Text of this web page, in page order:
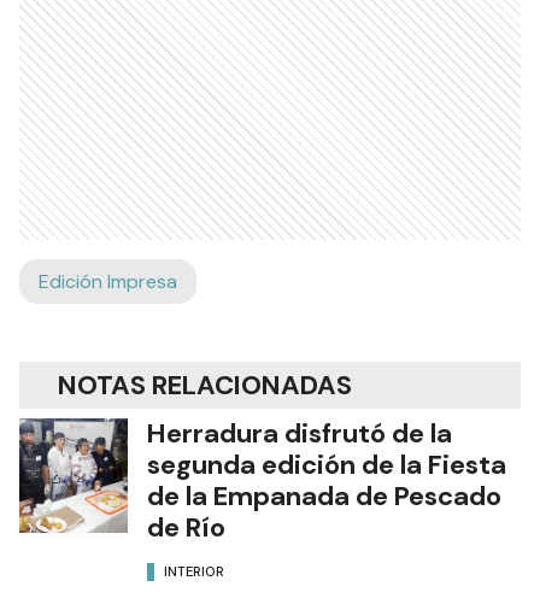
Edición Impresa
NOTAS RELACIONADAS
Herradura disfrutó de la
segunda edición de la Fiesta
de la Empanada de Pescado
de Río
INTERIOR